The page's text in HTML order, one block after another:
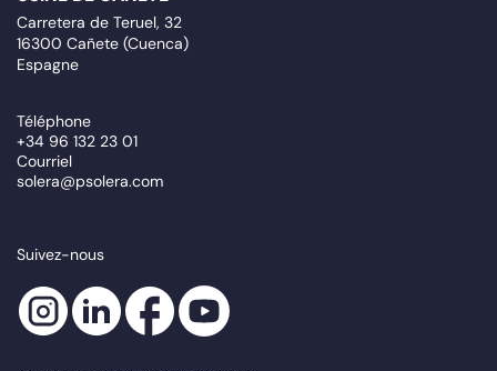
Carretera de Teruel, 32
16300 Cañete (Cuenca)
Espagne
Téléphone
+34 96 132 23 01
Courriel
solera@psolera.com
Suivez-nous